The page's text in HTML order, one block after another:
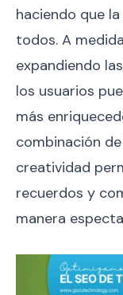
haciendo que
todos. A
expandiendo
los usuarios
más
combinación
creatividad
recuerdos y
manera